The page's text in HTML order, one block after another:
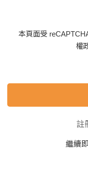
本頁面受
權
註
繼續